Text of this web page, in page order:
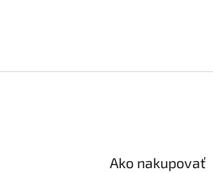
Ako nakupovať